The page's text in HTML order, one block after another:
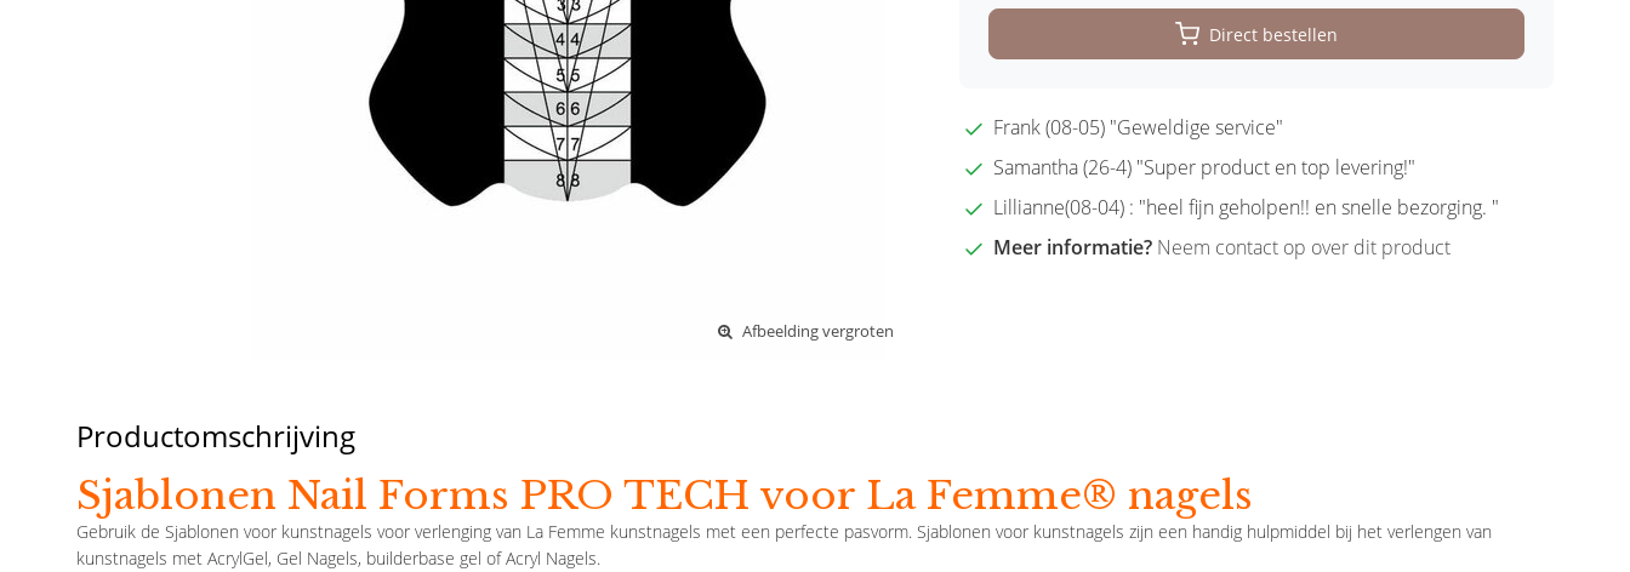
Afbeelding vergroten
Direct bestellen
Frank (08-05) "Geweldige service"
Samantha (26-4) "Super product en top levering!"
Lillianne(08-04) : "heel fijn geholpen!! en snelle bezorging. "
Meer informatie? Neem contact op over dit product
Productomschrijving
Sjablonen Nail Forms PRO TECH voor La Femme® nagels
Gebruik de Sjablonen voor kunstnagels voor verlenging van La Femme kunstnagels met een perfecte pasvorm. Sjablonen voor kunstnagels zijn een handig hulpmiddel bij het verlengen van
kunstnagels met AcrylGel, Gel Nagels, builderbase gel of Acryl Nagels.